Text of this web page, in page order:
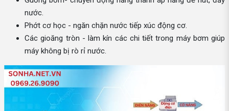
nước.
Phớt cơ học - ngăn chặn nước tiếp xúc động cơ.
Các gioăng tròn - làm kín các chi tiết trong máy bơm giúp
máy không bị rò rỉ nước.